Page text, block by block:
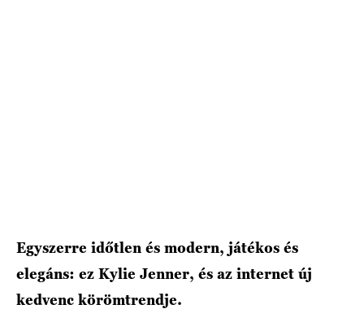
Egyszerre időtlen és modern, játékos és
elegáns: ez Kylie Jenner, és az internet új
kedvenc körömtrendje.